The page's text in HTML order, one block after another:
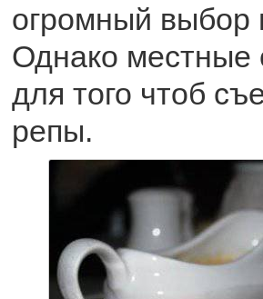
огромный выбор
Однако местные
для того чтоб
репы.